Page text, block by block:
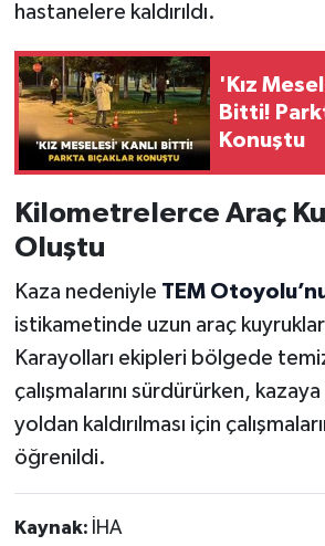
hastanelere kaldırıldı.
'Kız
Bitti!
Konuştu
Kilometrelerce Araç
Oluştu
Kaza nedeniyle TEM
istikametinde uzun araç
Karayolları ekipleri bölgede
çalışmalarını sürdürürken, kazaya
yoldan kaldırılması için
öğrenildi.
Kaynak: İHA